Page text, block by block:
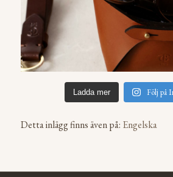
Ladda mer Följ på
Detta inlägg finns även på: Engelska